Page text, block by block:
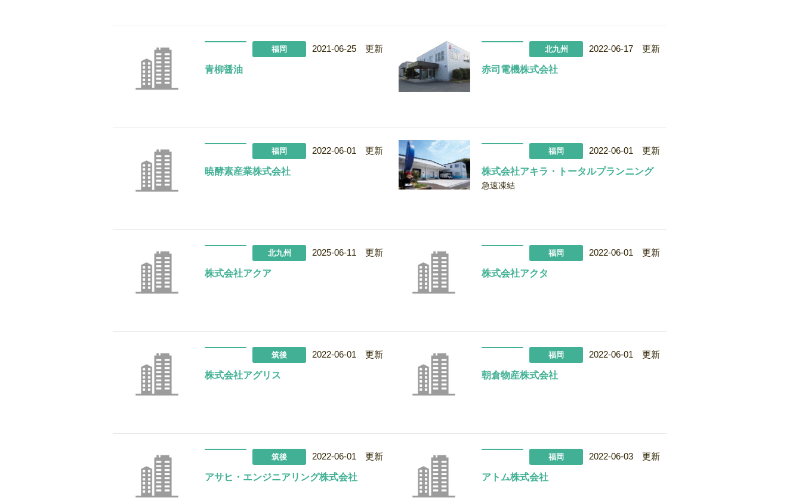
福岡 2021-06-25 更新
青柳醤油
北九州 2022-06-17 更新
赤司電機株式会社
福岡 2022-06-01 更新
暁酵素産業株式会社
福岡 2022-06-01 更新
株式会社アキラ・トータルプランニング
急速凍結
北九州 2025-06-11 更新
株式会社アクア
福岡 2022-06-01 更新
株式会社アクタ
筑後 2022-06-01 更新
株式会社アグリス
福岡 2022-06-01 更新
朝倉物産株式会社
筑後 2022-06-01 更新
アサヒ・エンジニアリング株式会社
福岡 2022-06-03 更新
アトム株式会社